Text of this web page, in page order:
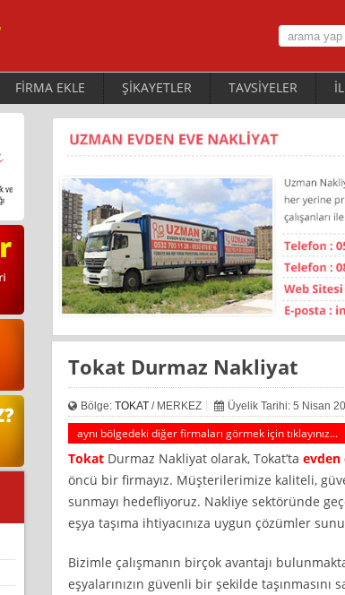
FİRMA EKLE ŞİKAYETLER TAVSİYELER
Tokat Durmaz Nakliyat
Bölge: TOKAT/ MERKEZ Üyelik Tarihi: 5 Nisan
aynı bölgedeki diğer firmaları görmek için tıklayınız...
TokatDurmaz Nakliyat olarak, Tokat’ta evden
öncü bir firmayız. Müşterilerimize kaliteli,
sunmayı hedefliyoruz. Nakliye sektöründe
eşya taşıma ihtiyacınıza uygun çözümler
Bizimle çalışmanın birçok avantajı
eşyalarınızın güvenli bir şekilde taşınmasını